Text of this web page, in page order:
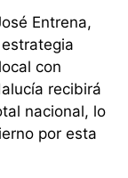
Entrena,
con
recibirá
nacional, lo
por esta